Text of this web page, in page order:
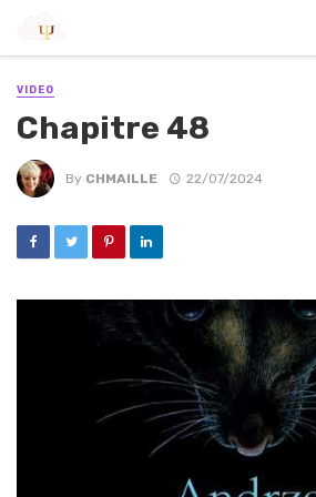
VIDEO
Chapitre 48
By CHMAILLE 22/07/2024